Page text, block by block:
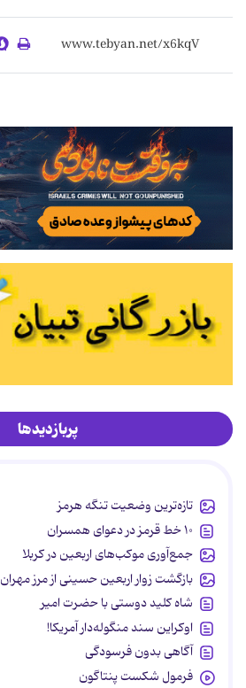
پربازدیدها
تازه‌ترین وضعیت تنگه هرمز
۱۰ خط قرمز در دعوای همسران
جمع‌آوری موکب‌های اربعین در کربلا
بازگشت زوار اربعین حسینی از مرز مهران
شاه کلید دوستی با حضرت امیر
اوکراین سند منگوله‌دار آمریکا!
آگاهی بدون فرسودگی
فرمول شکست پنتاگون